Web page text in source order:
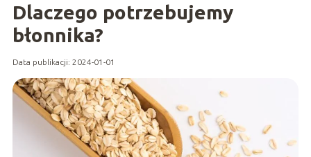
Dlaczego potrzebujemy
błonnika?
Data publikacji: 2024-01-01